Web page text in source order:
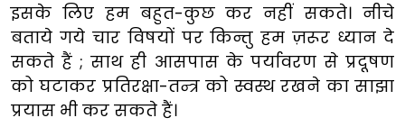
इसके लिए हम बहुत-कुछ कर नहीं सकते। नीचे
बताये गये चार विषयों पर किन्तु हम ज़रूर ध्यान दे
सकते हैं ; साथ ही आसपास के पर्यावरण से प्रदूषण
को घटाकर प्रतिरक्षा-तन्त्र को स्वस्थ रखने का साझा
प्रयास भी कर सकते हैं।